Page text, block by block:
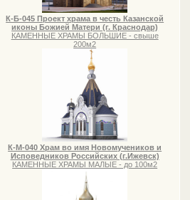
К-Б-045 Проект храма в честь Казанской
иконы Божией Матери (г. Краснодар)
КАМЕННЫЕ ХРАМЫ БОЛЬШИЕ - свыше
200м2
К-М-040 Храм во имя Новомучеников и
Исповедников Российских (г.Ижевск)
КАМЕННЫЕ ХРАМЫ МАЛЫЕ - до 100м2